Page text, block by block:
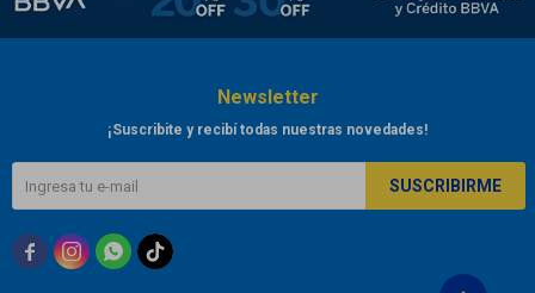
Newsletter
¡Suscribite y recibí todas nuestras novedades!
SUSCRIBIRME
  